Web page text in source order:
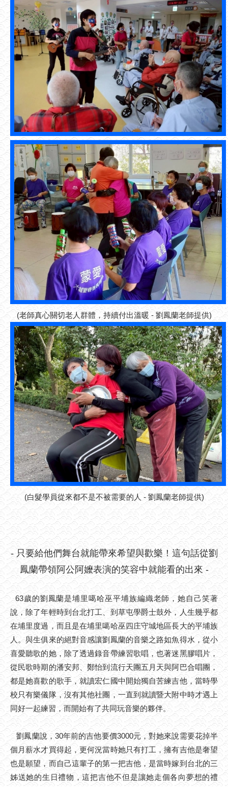
(老師真心關切老人群體，持續付出溫暖 - 劉鳳蘭老師提供)
(白髮學員從來都不是不被需要的人 - 劉鳳蘭老師提供)
- 只要給他們舞台就能帶來希望與歡樂！這句話從劉
鳳蘭帶領阿公阿嬤表演的笑容中就能看的出來 -
63歲的劉鳳蘭是埔里噶哈巫平埔族編織老師，她自己笑著
說，除了年輕時到台北打工、到草屯學爵士鼓外，人生幾乎都
在埔里度過，而且是在埔里噶哈巫四庄守城地區長大的平埔族
人。與生俱來的絕對音感讓劉鳳蘭的音樂之路如魚得水，從小
喜愛聽歌的她，除了透過錄音帶練習歌唱，也著迷黑膠唱片，
從民歌時期的潘安邦、鄭怡到流行天團五月天與阿巴合唱團，
都是她喜歡的歌手，就讀宏仁國中開始獨自苦練吉他，當時學
校只有樂儀隊，沒有其他社團，一直到就讀暨大附中時才遇上
同好一起練習，而開始有了共同玩音樂的夥伴。
劉鳳蘭說，30年前的吉他要價3000元，對她來說需要花掉半
個月薪水才買得起，更何況當時她只有打工，擁有吉他是奢望
也是願望，而自己這輩子的第一把吉他，是當時嫁到台北的三
姊送她的生日禮物，這把吉他不但是讓她走個各向夢想的禮